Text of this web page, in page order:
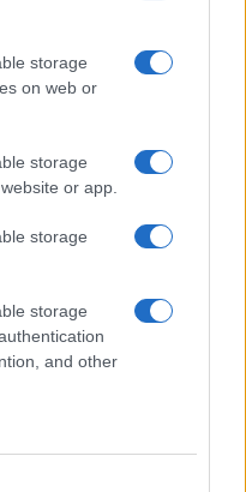
storage
on web or
storage
or app.
storage
storage
and other